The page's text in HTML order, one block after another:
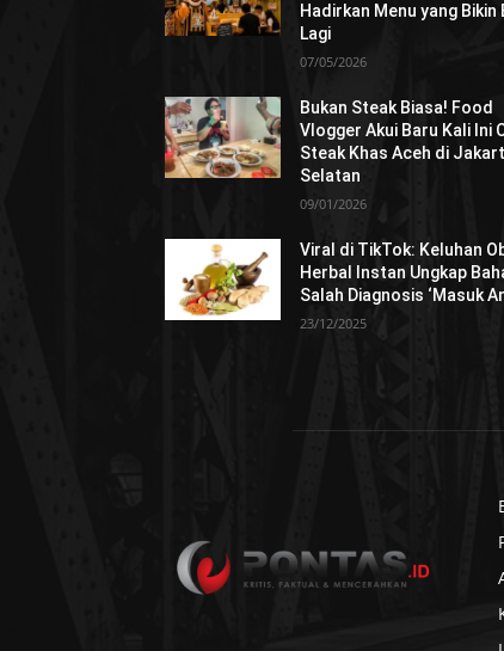
Hadirkan Menu yang Bikin
Lagi
07/05/2026
Bukan Steak Biasa! Food
Vlogger Akui Baru Kali Ini
Steak Khas Aceh di
Selatan
09/01/2026
Viral di TikTok: Keluhan
Herbal Instan Ungkap
Salah Diagnosis ‘Masuk
23/12/2025